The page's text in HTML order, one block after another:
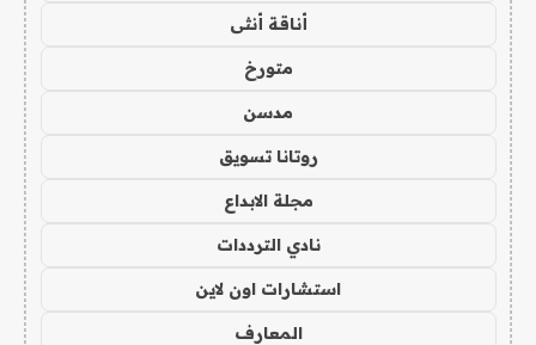
أناقة أنثى
متورخ
مدسن
روتانا تسويق
مجلة الابداع
نادي الترددات
استشارات اون لاين
المعارف